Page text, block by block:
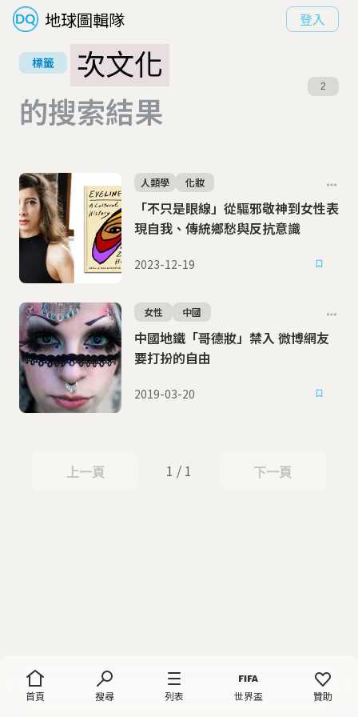
地球圖輯隊 登入
首頁 搜尋 列表 世界盃 贊助
標籤
次文化
的搜索結果
2
「不只是眼線」從驅邪敬神到女性表
現自我、傳統鄉愁與反抗意識
人類學 化妝
2023-12-19
中國地鐵「哥德妝」禁入 微博網友
要打扮的自由
女性 中國
2019-03-20
上一頁
上一頁 1 / 1 下一頁
下一頁